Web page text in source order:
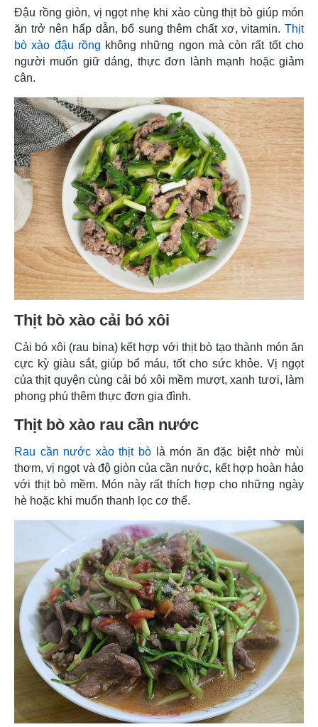
Đậu rồng giòn, vị ngọt nhẹ khi xào cùng thịt bò giúp món
ăn trở nên hấp dẫn, bổ sung thêm chất xơ, vitamin. Thịt
bò xào đậu rồng không những ngon mà còn rất tốt cho
người muốn giữ dáng, thực đơn lành mạnh hoặc giảm
cân.
Thịt bò xào cải bó xôi
Cải bó xôi (rau bina) kết hợp với thịt bò tạo thành món ăn
cực kỳ giàu sắt, giúp bổ máu, tốt cho sức khỏe. Vị ngọt
của thịt quyện cùng cải bó xôi mềm mượt, xanh tươi, làm
phong phú thêm thực đơn gia đình.
Thịt bò xào rau cần nước
Rau cần nước xào thịt bòlà món ăn đặc biệt nhờ mùi
thơm, vị ngọt và độ giòn của cần nước, kết hợp hoàn hảo
với thịt bò mềm. Món này rất thích hợp cho những ngày
hè hoặc khi muốn thanh lọc cơ thể.